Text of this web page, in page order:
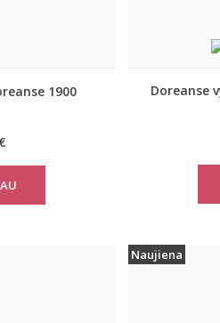
1900
€
Doreanse
Naujiena